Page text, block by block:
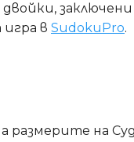
в SudokuPro.
на